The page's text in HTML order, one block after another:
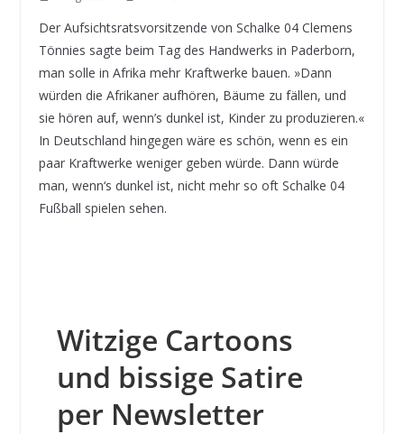
Der Aufsichtsratsvorsitzende von Schalke 04 Clemens
Tönnies sagte beim Tag des Handwerks in Paderborn,
man solle in Afrika mehr Kraftwerke bauen. »Dann
würden die Afrikaner aufhören, Bäume zu fällen, und
sie hören auf, wenn’s dunkel ist, Kinder zu produzieren.«
In Deutschland hingegen wäre es schön, wenn es ein
paar Kraftwerke weniger geben würde. Dann würde
man, wenn‘s dunkel ist, nicht mehr so oft Schalke 04
Fußball spielen sehen.
Witzige Cartoons
und bissige Satire
per Newsletter